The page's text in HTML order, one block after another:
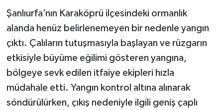
Şanlıurfa’nın Karaköprü ilçesindeki ormanlık
alanda henüz belirlenemeyen bir nedenle yangın
çıktı. Çalıların tutuşmasıyla başlayan ve rüzgarın
etkisiyle büyüme eğilimi gösteren yangına,
bölgeye sevk edilen itfaiye ekipleri hızla
müdahale etti. Yangın kontrol altına alınarak
söndürülürken, çıkış nedeniyle ilgili geniş çaplı